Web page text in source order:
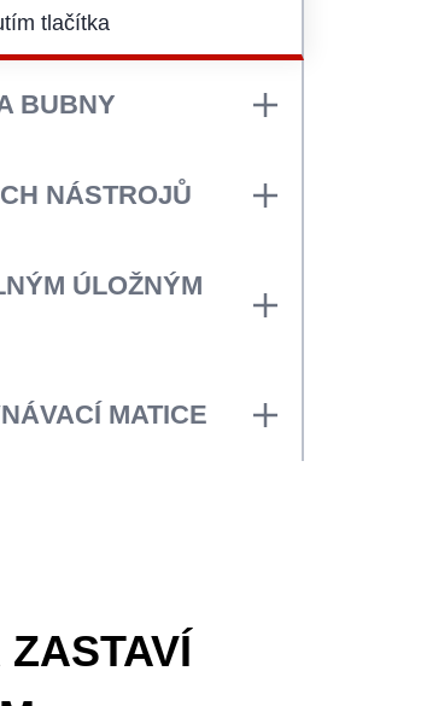
tlačítka
BUBNY
doba
NÁSTROJŮ
s delší životností
6 břitů)ÚLOŽNÝM
se zadní
MATICE